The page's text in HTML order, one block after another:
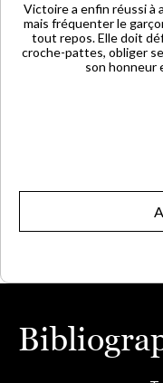
Victoire a enfin réussi
mais fréquenter le
tout repos. Elle doit
croche-pattes, obliger
son honneur